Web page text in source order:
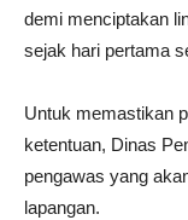
demi menciptakan
sejak hari pertama
Untuk memastikan
ketentuan, Dinas
pengawas yang
lapangan.